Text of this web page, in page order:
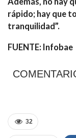
rápido; hay que
tranquilidad”.
FUENTE: Infobae
32